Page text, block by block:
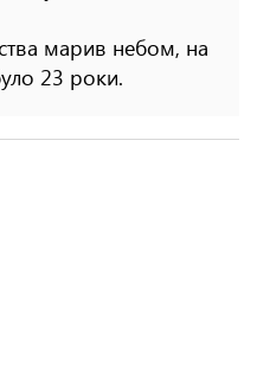
марив небом, на
23 роки.